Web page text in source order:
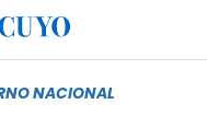
NACIONAL